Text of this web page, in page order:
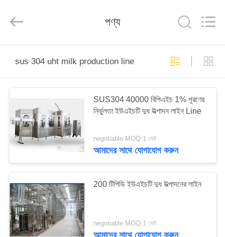
পণ্য
আমাদের
সম্পর্কে
কারখানা
ভ্রমণ
মান
নিয়ন্ত্রণ
Management
Services
Rights
পণ্য
sus 304 uht milk production line
SUS304 40000 বিপিএইচ 1% পূরণের
নির্ভুলতা ইউএইচটি দুধ উত্পাদন লাইন Line
negotiable MOQ:1 সেট
আমাদের সাথে যোগাযোগ করুন
200 টিপিডি ইউএইচটি দুধ উত্পাদনের লাইন
negotiable MOQ:1 সেট